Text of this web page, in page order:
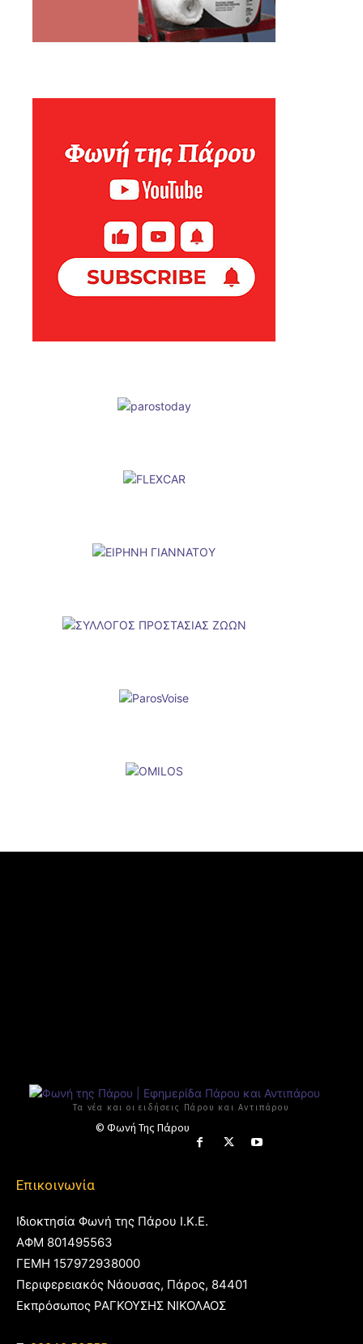
Τα νέα και οι ειδήσεις Πάρου και Αντιπάρου
© Φωνή Της Πάρου
Επικοινωνία
Ιδιοκτησία Φωνή της Πάρου Ι.Κ.Ε.
ΑΦΜ 801495563
ΓΕΜΗ 157972938000
Περιφερειακός Νάουσας, Πάρος, 84401
Εκπρόσωπος ΡΑΓΚΟΥΣΗΣ ΝΙΚΟΛΑΟΣ